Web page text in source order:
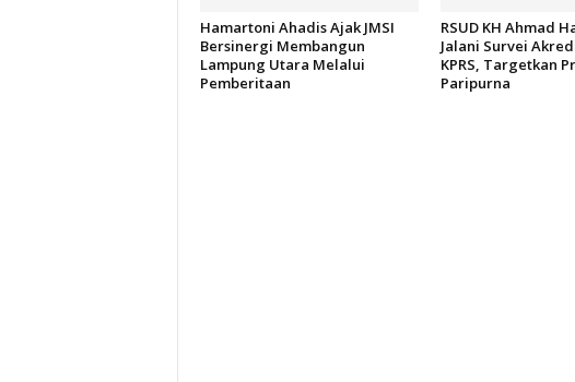
Hamartoni Ahadis Ajak JMSI
Bersinergi Membangun
Lampung Utara Melalui
Pemberitaan
RSUD KH Ahmad
Jalani Survei
KPRS, Targetkan
Paripurna